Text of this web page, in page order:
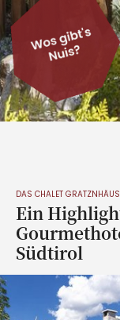
DAS CHALET
Ein
Südtirol